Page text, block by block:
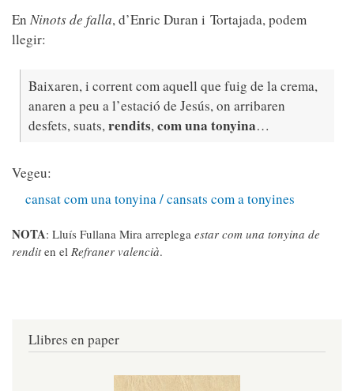
En Ninots de falla,d’Enric Duran i Tortajada, podem
llegir:
Baixaren, i corrent com aquell que fuig de la crema,
anaren a peu a l’estació de Jesús, on arribaren
desfets, suats,rendits,com una tonyina…
Vegeu:
cansat com una tonyina / cansats com a tonyines
NOTA: Lluís Fullana Mira arreplega estar com una tonyina de
renditen el Refraner valencià.
Llibres en paper